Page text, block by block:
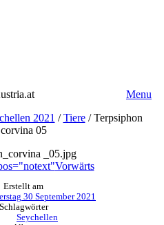
Menu
2021 /Tiere/Terpsiphon
corvina 05
Vorwärts
Erstellt am
30 September 2021
Schlagwörter
Seychellen